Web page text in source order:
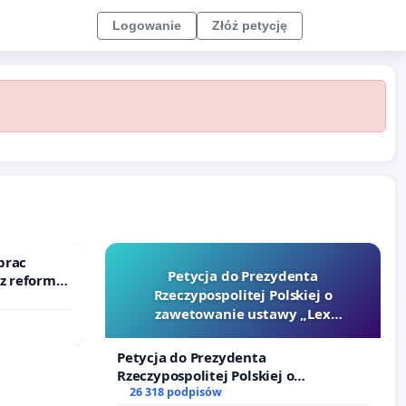
Logowanie Złóż petycję
reformą
Petycja do Prezydenta
Rzeczypospolitej Polskiej o
zawetowanie ustawy „Lex
Petycja do Prezydenta
Rzeczypospolitej Polskiej o
zawetowanie ustawy „Lex Szarlatan”
26 318 podpisów